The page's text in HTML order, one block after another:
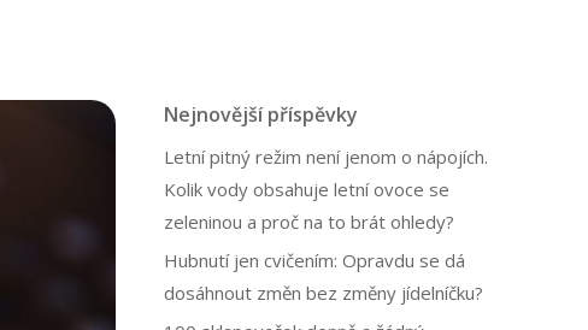
Nejnovější příspěvky
Letní pitný režim není jenom o nápojích.
Kolik vody obsahuje letní ovoce se
zeleninou a proč na to brát ohledy?
Hubnutí jen cvičením: Opravdu se dá
dosáhnout změn bez změny jídelníčku?